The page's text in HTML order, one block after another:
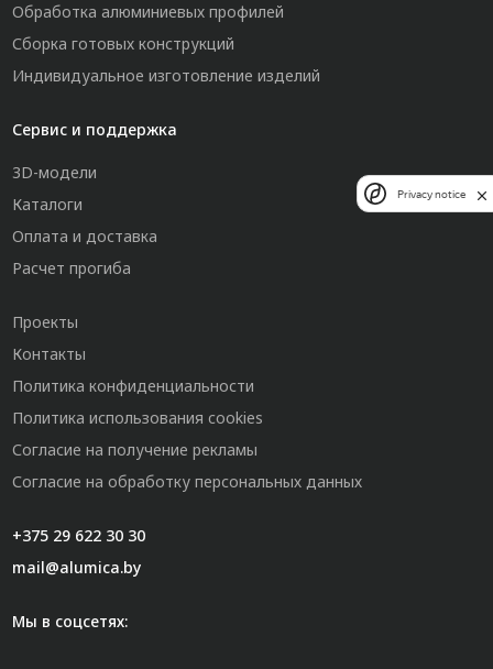
Обработка алюминиевых профилей
Сборка готовых конструкций
Индивидуальное изготовление изделий
Сервис и поддержка
3D-модели
Каталоги
Оплата и доставка
Расчет прогиба
Проекты
Контакты
Политика конфиденциальности
Политика использования cookies
Согласие на получение рекламы
Согласие на обработку персональных данных
+375 29 622 30 30
mail@alumica.by
Мы в соцсетях:
Privacy notice